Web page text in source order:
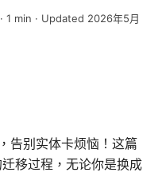
· 1 min · Updated 2026年5月
告别实体卡烦恼！这篇
移过程，无论你是换成